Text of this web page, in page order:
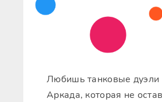
Любишь танковые дуэли
Аркада, которая не